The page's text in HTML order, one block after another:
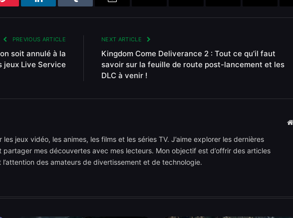
Pinterest LinkedIn Tumblr
PREVIOUS ARTICLE
soit annulé à la
jeux Live Service
NEXT ARTICLE
Kingdom Come Deliverance 2 : Tout ce qu’il faut
savoir sur la feuille de route post-lancement et les
DLC à venir !
jeux vidéo, les animes, les films et les séries TV. J’aime explorer les dernières
mes découvertes avec mes lecteurs. Mon objectif est d’offrir des articles
des amateurs de divertissement et de technologie.